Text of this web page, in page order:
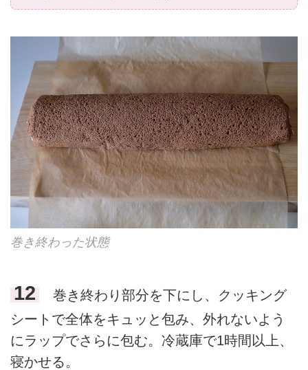
巻き終わった状態
12
巻き終わり部分を下にし、クッキング
シートで全体をキュッと包み、外れないよう
にラップでさらに包む。冷蔵庫で1時間以上、
寝かせる。